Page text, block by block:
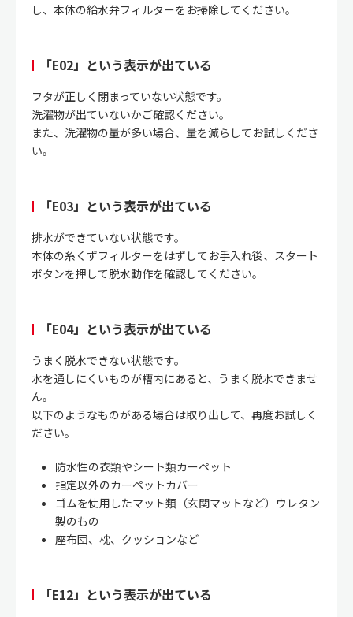
し、本体の給水弁フィルターをお掃除してください。
「E02」という表示が出ている
フタが正しく閉まっていない状態です。
洗濯物が出ていないかご確認ください。
また、洗濯物の量が多い場合、量を減らしてお試しくださ
い。
「E03」という表示が出ている
排水ができていない状態です。
本体の糸くずフィルターをはずしてお手入れ後、スタート
ボタンを押して脱水動作を確認してください。
「E04」という表示が出ている
うまく脱水できない状態です。
水を通しにくいものが槽内にあると、うまく脱水できませ
ん。
以下のようなものがある場合は取り出して、再度お試しく
ださい。
防水性の衣類やシート類カーペット
指定以外のカーペットカバー
ゴムを使用したマット類（玄関マットなど）ウレタン
製のもの
座布団、枕、クッションなど
「E12」という表示が出ている